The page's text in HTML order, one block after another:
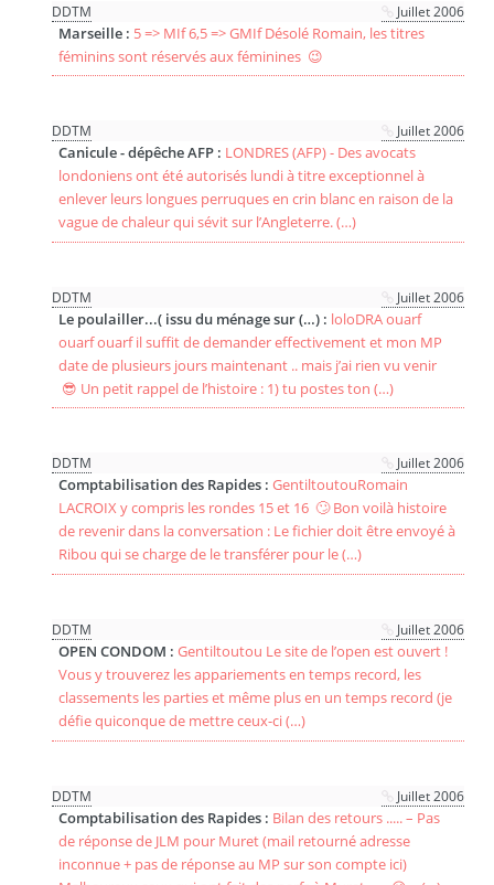
DDTM Juillet 2006
Marseille : 5 => MIf 6,5 => GMIf Désolé Romain, les titres
féminins sont réservés aux féminines 😉
DDTM Juillet 2006
Canicule - dépêche AFP : LONDRES (AFP) - Des avocats
londoniens ont été autorisés lundi à titre exceptionnel à
enlever leurs longues perruques en crin blanc en raison de la
vague de chaleur qui sévit sur l’Angleterre. (…)
DDTM Juillet 2006
Le poulailler...( issu du ménage sur (…) : loloDRA ouarf
ouarf ouarf il suffit de demander effectivement et mon MP
date de plusieurs jours maintenant .. mais j’ai rien vu venir
😎 Un petit rappel de l’histoire : 1) tu postes ton (…)
DDTM Juillet 2006
Comptabilisation des Rapides :GentiltoutouRomain
LACROIX y compris les rondes 15 et 16 🙄 Bon voilà histoire
de revenir dans la conversation : Le fichier doit être envoyé à
Ribou qui se charge de le transférer pour le (…)
DDTM Juillet 2006
OPEN CONDOM :Gentiltoutou Le site de l’open est ouvert !
Vous y trouverez les appariements en temps record, les
classements les parties et même plus en un temps record (je
défie quiconque de mettre ceux-ci (…)
DDTM Juillet 2006
Comptabilisation des Rapides : Bilan des retours ..... – Pas
de réponse de JLM pour Muret (mail retourné adresse
inconnue + pas de réponse au MP sur son compte ici)